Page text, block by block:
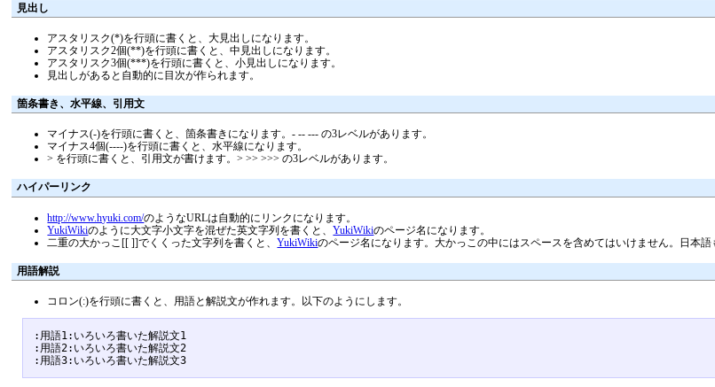
見出し
アスタリスク(*)を行頭に書くと、大見出しになります。
アスタリスク2個(**)を行頭に書くと、中見出しになります。
アスタリスク3個(***)を行頭に書くと、小見出しになります。
見出しがあると自動的に目次が作られます。
箇条書き、水平線、引用文
マイナス(-)を行頭に書くと、箇条書きになります。- -- --- の3レベルがあります。
マイナス4個(----)を行頭に書くと、水平線になります。
> を行頭に書くと、引用文が書けます。> >> >>> の3レベルがあります。
ハイパーリンク
http://www.hyuki.com/のようなURLは自動的にリンクになります。
YukiWikiのように大文字小文字を混ぜた英文字列を書くと、YukiWikiのページ名になります。
二重の大かっこ[[ ]]でくくった文字列を書くと、YukiWikiのページ名になります。大かっこの中にはスペースを含めてはいけません。日本語
用語解説
コロン(:)を行頭に書くと、用語と解説文が作れます。以下のようにします。
:用語1:いろいろ書いた解説文1
:用語2:いろいろ書いた解説文2